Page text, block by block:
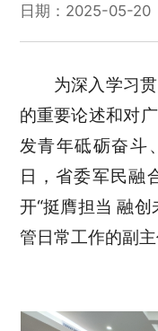
日期：2025-05-20
为深入学习
的重要论述和对
发青年砥砺奋斗
日，省委军民融
开“挺膺担当 融
管日常工作的副